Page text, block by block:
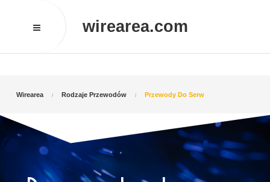
wirearea.com
Wirearea Rodzaje Przewodów Przewody Do Serw